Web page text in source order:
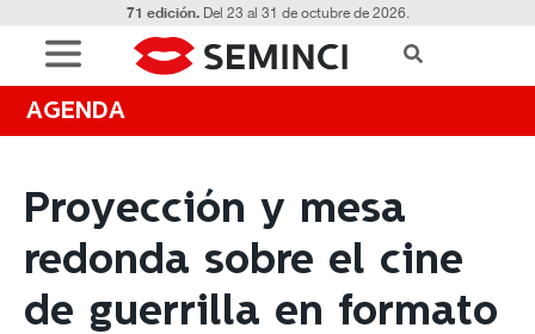
71 edición.Del 23 al 31 de octubre de 2026.
AGENDA
Proyección y mesa
redonda sobre el cine
de guerrilla en formato